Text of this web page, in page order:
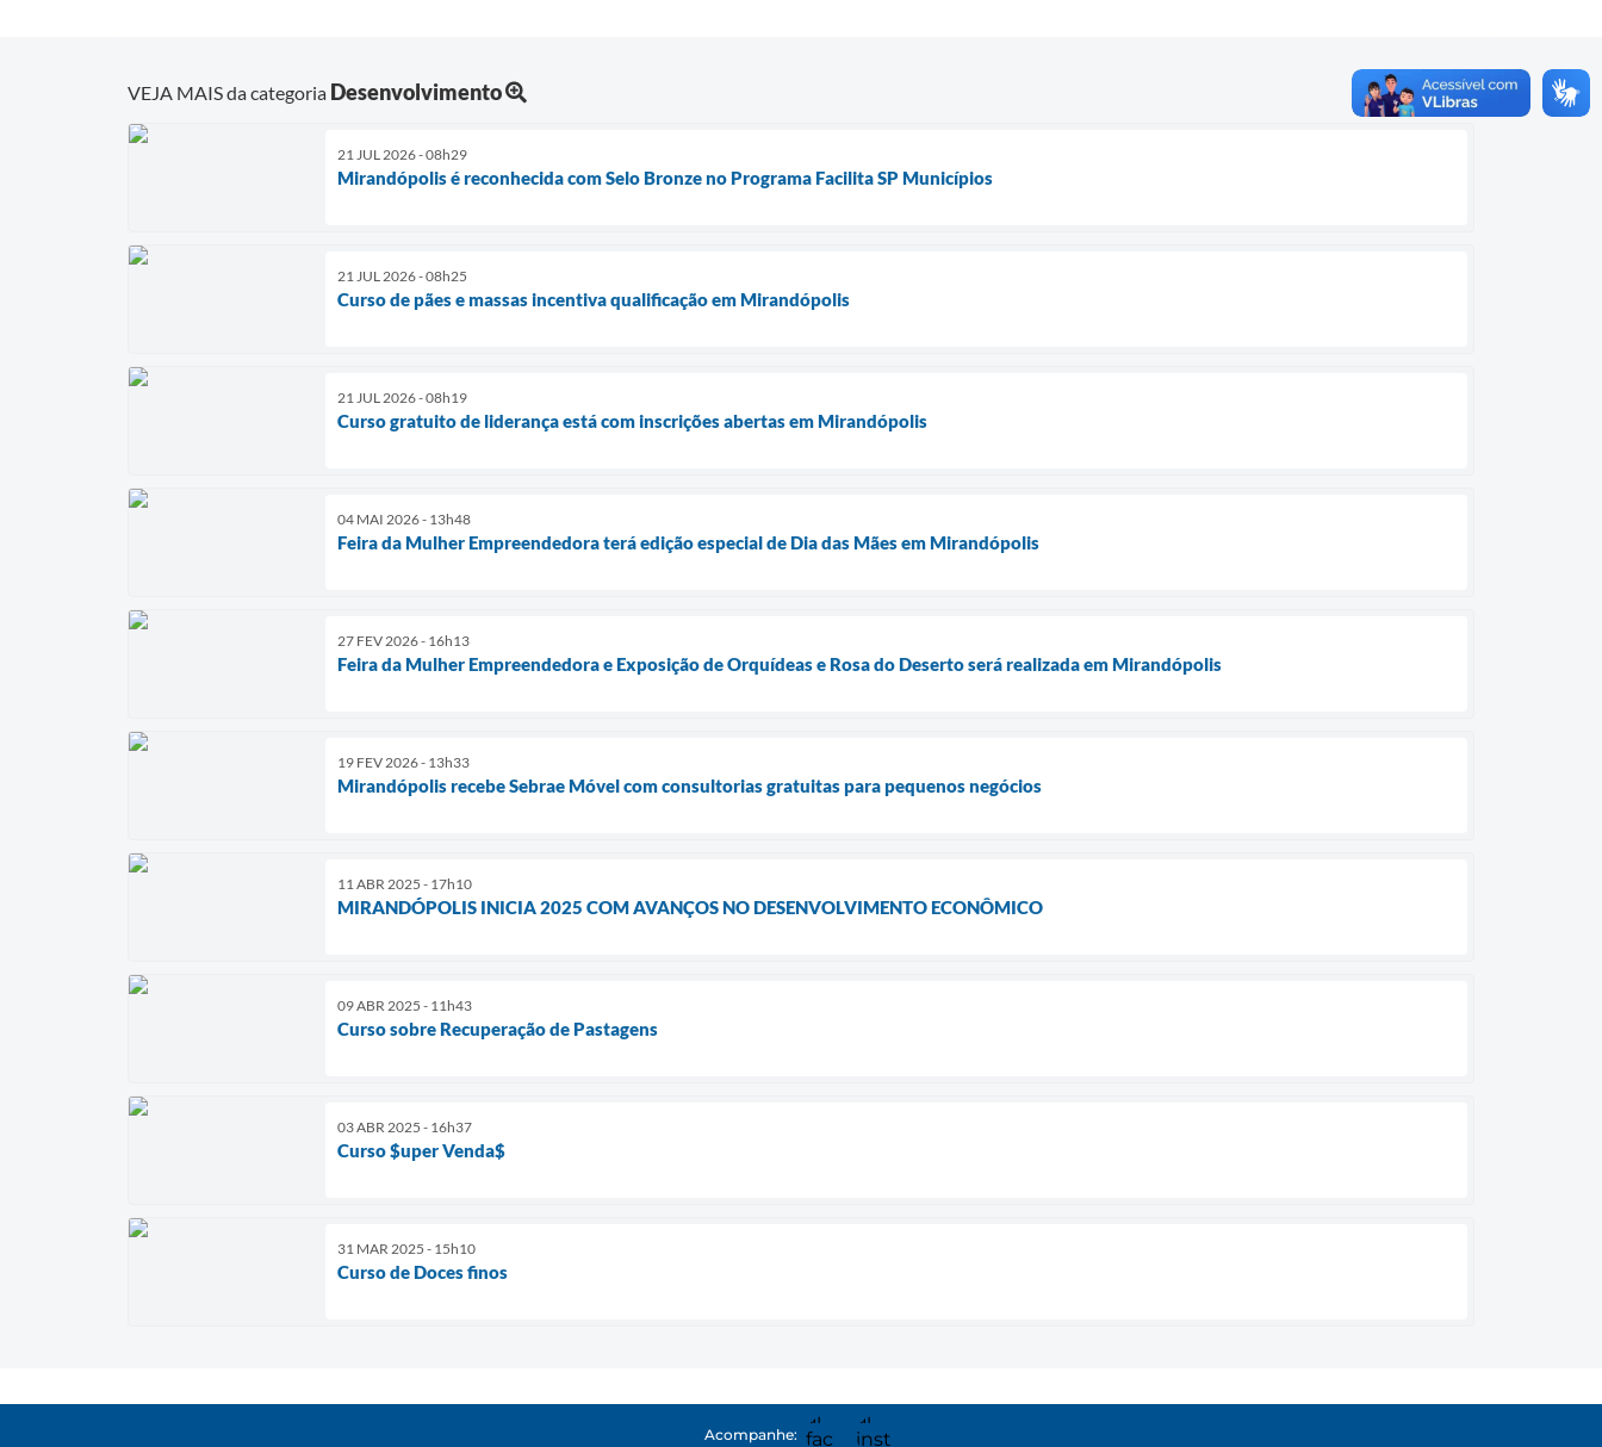
VEJA MAIS da categoria Desenvolvimento
21 JUL 2026 - 08h29
Mirandópolis é reconhecida com Selo Bronze no Programa Facilita SP Municípios
21 JUL 2026 - 08h25
Curso de pães e massas incentiva qualificação em Mirandópolis
21 JUL 2026 - 08h19
Curso gratuito de liderança está com inscrições abertas em Mirandópolis
04 MAI 2026 - 13h48
Feira da Mulher Empreendedora terá edição especial de Dia das Mães em Mirandópolis
27 FEV 2026 - 16h13
Feira da Mulher Empreendedora e Exposição de Orquídeas e Rosa do Deserto será realizada em Mirandópolis
19 FEV 2026 - 13h33
Mirandópolis recebe Sebrae Móvel com consultorias gratuitas para pequenos negócios
11 ABR 2025 - 17h10
MIRANDÓPOLIS INICIA 2025 COM AVANÇOS NO DESENVOLVIMENTO ECONÔMICO
09 ABR 2025 - 11h43
Curso sobre Recuperação de Pastagens
03 ABR 2025 - 16h37
Curso $uper Venda$
31 MAR 2025 - 15h10
Curso de Doces finos
Acompanhe: